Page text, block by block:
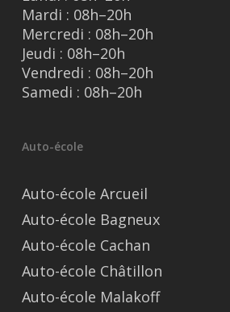
Mardi : 08h–20h
Mercredi : 08h–20h
Jeudi : 08h–20h
Vendredi : 08h–20h
Samedi : 08h–20h
Auto-école
Auto-école Arcueil
Auto-école Bagneux
Auto-école Cachan
Auto-école Châtillon
Auto-école Malakoff